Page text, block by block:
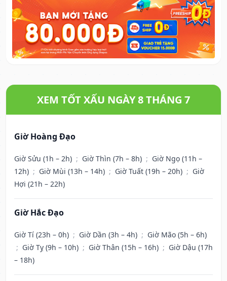
XEM TỐT XẤU NGÀY 8 THÁNG 7
Giờ Hoàng Đạo
Giờ Sửu (1h – 2h) ; Giờ Thìn (7h – 8h) ; Giờ Ngọ (11h –
12h) ; Giờ Mùi (13h – 14h) ; Giờ Tuất (19h – 20h) ; Giờ
Hợi (21h – 22h)
Giờ Hắc Đạo
Giờ Tí (23h – 0h) ; Giờ Dần (3h – 4h) ; Giờ Mão (5h – 6h)
; Giờ Tỵ (9h – 10h) ; Giờ Thân (15h – 16h) ; Giờ Dậu (17h
– 18h)